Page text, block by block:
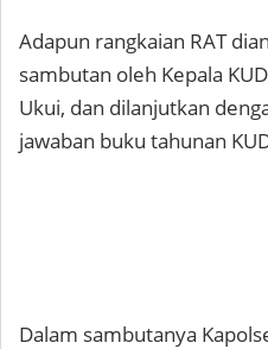
Adapun rangkaian RAT
sambutan oleh Kepala
Ukui, dan dilanjutkan
jawaban buku tahunan
Dalam sambutanya